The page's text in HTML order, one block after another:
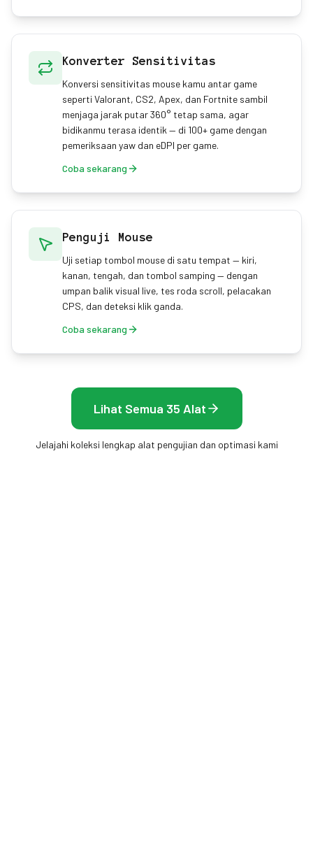
Konverter Sensitivitas
Konversi sensitivitas mouse kamu antar game
seperti Valorant, CS2, Apex, dan Fortnite sambil
menjaga jarak putar 360° tetap sama, agar
bidikanmu terasa identik — di 100+ game dengan
pemeriksaan yaw dan eDPI per game.
Coba sekarang
Penguji Mouse
Uji setiap tombol mouse di satu tempat — kiri,
kanan, tengah, dan tombol samping — dengan
umpan balik visual live, tes roda scroll, pelacakan
CPS, dan deteksi klik ganda.
Coba sekarang
Lihat Semua 35 Alat
Jelajahi koleksi lengkap alat pengujian dan optimasi kami